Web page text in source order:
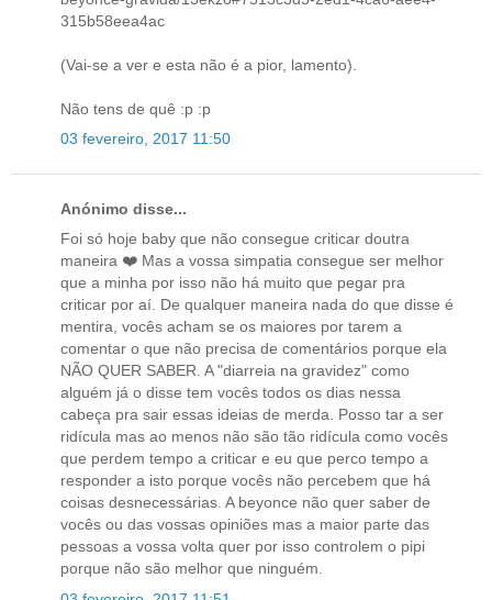
315b58eea4ac
(Vai-se a ver e esta não é a pior, lamento).
Não tens de quê :p :p
03 fevereiro, 2017 11:50
Anónimo disse...
Foi só hoje baby que não consegue criticar doutra
maneira ❤️ Mas a vossa simpatia consegue ser melhor
que a minha por isso não há muito que pegar pra
criticar por aí. De qualquer maneira nada do que disse é
mentira, vocês acham se os maiores por tarem a
comentar o que não precisa de comentários porque ela
NÃO QUER SABER. A "diarreia na gravidez" como
alguém já o disse tem vocês todos os dias nessa
cabeça pra sair essas ideias de merda. Posso tar a ser
ridícula mas ao menos não são tão ridícula como vocês
que perdem tempo a criticar e eu que perco tempo a
responder a isto porque vocês não percebem que há
coisas desnecessárias. A beyonce não quer saber de
vocês ou das vossas opiniões mas a maior parte das
pessoas a vossa volta quer por isso controlem o pipi
porque não são melhor que ninguém.